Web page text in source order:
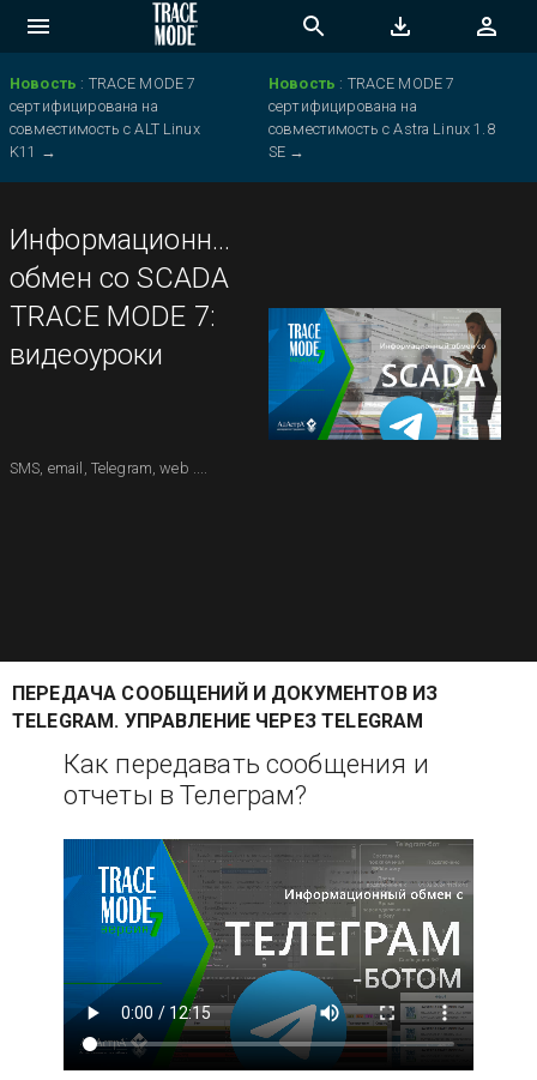
Новость : TRACE MODE 7
сертифицирована на
совместимость с ALT Linux
K11 →
Новость : TRACE MODE 7
сертифицирована на
совместимость с Astra Linux 1.8
SE →
Информационный
обмен со SCADA
TRACE MODE 7:
видеоуроки
SMS, email, Telegram, web ....
ПЕРЕДАЧА СООБЩЕНИЙ И ДОКУМЕНТОВ ИЗ
TELEGRAM. УПРАВЛЕНИЕ ЧЕРЕЗ TELEGRAM
Как передавать сообщения и
отчеты в Телеграм?